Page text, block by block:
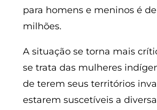
para homens e meninos é de
milhões.
A situação se torna mais
se trata das mulheres
de terem seus territórios
estarem suscetíveis a